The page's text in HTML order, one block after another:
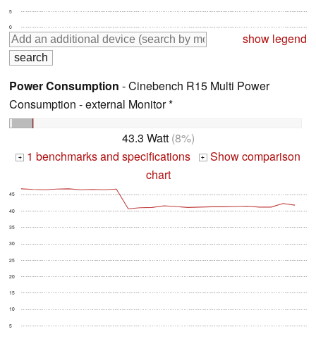
0
5
show legend
Power Consumption - Cinebench R15 Multi Power
Consumption - external Monitor *
43.3 Watt(8%)
+ 1 benchmarks and specifications + Show comparison
chart
5
10
15
20
25
30
35
40
45